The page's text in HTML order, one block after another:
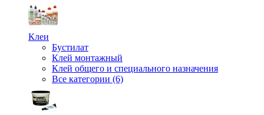
Клеи
Бустилат
Клей монтажный
Клей общего и специального назначения
Все категории (6)